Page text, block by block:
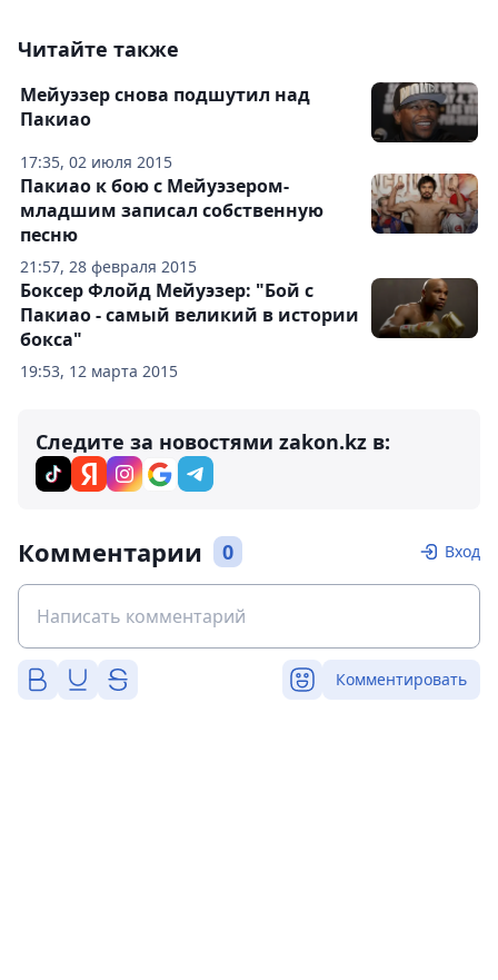
Читайте также
17:35, 02 июля 2015
Мейуэзер снова подшутил над
Пакиао
21:57, 28 февраля 2015
Пакиао к бою с Мейуэзером-
младшим записал собственную
песню
19:53, 12 марта 2015
Боксер Флойд Мейуэзер: "Бой с
Пакиао - самый великий в истории
бокса"
Следите за новостями zakon.kz в:
Комментарии 0 Вход
Комментировать